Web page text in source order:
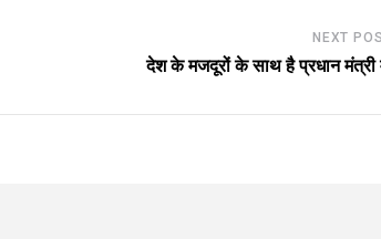
NEXT
देश के मजदूरों के साथ है प्रधान मंत्री